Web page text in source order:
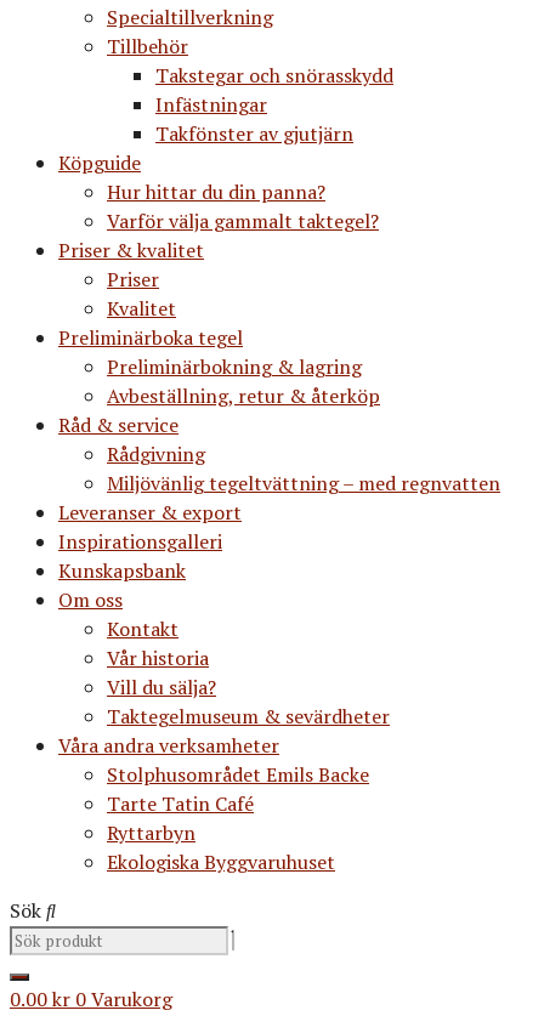
Specialtillverkning
Tillbehör
Takstegar och snörasskydd
Infästningar
Takfönster av gjutjärn
Köpguide
Hur hittar du din panna?
Varför välja gammalt taktegel?
Priser & kvalitet
Priser
Kvalitet
Preliminärboka tegel
Preliminärbokning & lagring
Avbeställning, retur & återköp
Råd & service
Rådgivning
Miljövänlig tegeltvättning – med regnvatten
Leveranser & export
Inspirationsgalleri
Kunskapsbank
Om oss
Kontakt
Vår historia
Vill du sälja?
Taktegelmuseum & sevärdheter
Våra andra verksamheter
Stolphusområdet Emils Backe
Tarte Tatin Café
Ryttarbyn
Ekologiska Byggvaruhuset
Sök
0.00kr 0Varukorg